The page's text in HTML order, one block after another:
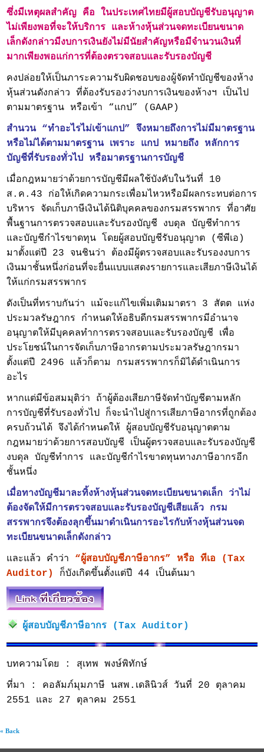
ซึ่งมีเหตุผลสำคัญ คือ ในประเทศไทยมีผู้สอบบัญชีรับอนุญาต
ไม่เพียงพอที่จะให้บริการ และห้างหุ้นส่วนจดทะเบียนขนาด
เล็กดังกล่าวมีงบการเงินยังไม่มีนัยสำคัญหรือมีจำนวนเงินที่
มากเพียงพอแก่การที่ต้องตรวจสอบและรับรองบัญชี
คงปล่อยให้เป็นภาระความรับผิดชอบของผู้จัดทำบัญชีของห้าง
หุ้นส่วนดังกล่าว ที่ต้องรับรองว่างบการเงินของห้างฯ เป็นไป
ตามมาตรฐาน หรือเข้า “แกป” (GAAP)
สำนวน “ทำอะไรไม่เข้าแกป” จึงหมายถึงการไม่มีมาตรฐาน
หรือไม่ได้ตามมาตรฐาน เพราะ แกป หมายถึง หลักการ
บัญชีที่รับรองทั่วไป หรือมาตรฐานการบัญชี
เมื่อกฎหมายว่าด้วยการบัญชีมีผลใช้บังคับในวันที่ 10
ส.ค.43 ก่อให้เกิดความกระเพื่อมไหวหรือมีผลกระทบต่อการ
บริหาร จัดเก็บภาษีเงินได้นิติบุคคลของกรมสรรพากร ที่อาศัย
พื้นฐานการตรวจสอบและรับรองบัญชี งบดุล บัญชีทำการ
และบัญชีกำไรขาดทุน โดยผู้สอบบัญชีรับอนุญาต (ซีพีเอ)
มาตั้งแต่ปี 23 จนชินว่า ต้องมีผู้ตรวจสอบและรับรองงบการ
เงินมาชั้นหนึ่งก่อนที่จะยื่นแบบแสดงรายการและเสียภาษีเงินได้
ให้แก่กรมสรรพากร
ดังเป็นที่ทราบกันว่า แม้จะแก้ไขเพิ่มเติมมาตรา 3 สัตต แห่ง
ประมวลรัษฎากร กำหนดให้อธิบดีกรมสรรพากรมีอำนาจ
อนุญาตให้มีบุคคลทำการตรวจสอบและรับรองบัญชี เพื่อ
ประโยชน์ในการจัดเก็บภาษีอากรตามประมวลรัษฎากรมา
ตั้งแต่ปี 2496 แล้วก็ตาม กรมสรรพากรก็มิได้ดำเนินการ
อะไร
หากแต่มีข้อสมมุติว่า ถ้าผู้ต้องเสียภาษีจัดทำบัญชีตามหลัก
การบัญชีที่รับรองทั่วไป ก็จะนำไปสู่การเสียภาษีอากรที่ถูกต้อง
ครบถ้วนได้ จึงได้กำหนดให้ ผู้สอบบัญชีรับอนุญาตตาม
กฎหมายว่าด้วยการสอบบัญชี เป็นผู้ตรวจสอบและรับรองบัญชี
งบดุล บัญชีทำการ และบัญชีกำไรขาดทุนทางภาษีอากรอีก
ชั้นหนึ่ง
เมื่อทางบัญชีมาละทิ้งห้างหุ้นส่วนจดทะเบียนขนาดเล็ก ว่าไม่
ต้องจัดให้มีการตรวจสอบและรับรองบัญชีเสียแล้ว กรม
สรรพากรจึงต้องลุกขึ้นมาดำเนินการอะไรกับห้างหุ้นส่วนจด
ทะเบียนขนาดเล็กดังกล่าว
และแล้ว คำว่า “ผู้สอบบัญชีภาษีอากร” หรือ ทีเอ (Tax
Auditor)
ก็บังเกิดขึ้นตั้งแต่ปี 44 เป็นต้นมา
ผู้สอบบัญชีภาษีอากร (Tax Auditor)
บทความโดย : สุเทพ พงษ์พิทักษ์
ที่มา : คอลัมภ์มุมภาษี นสพ.เดลินิวส์ วันที่ 20 ตุลาคม
2551 และ 27 ตุลาคม 2551
« Back